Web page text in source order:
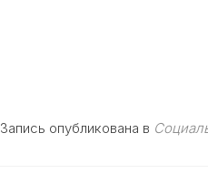
Запись опубликована в